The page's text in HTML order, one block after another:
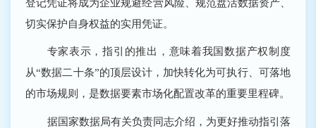
登记凭证将成为企业规避经营风险、规范盘活数据资产、
切实保护自身权益的实用凭证。
专家表示，指引的推出，意味着我国数据产权制度
从“数据二十条”的顶层设计，加快转化为可执行、可落地
的市场规则，是数据要素市场化配置改革的重要里程碑。
据国家数据局有关负责同志介绍，为更好推动指引落